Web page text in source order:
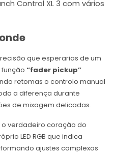
Control XL 3 com vários
que esperarias de um
“fader pickup”
retomas o controlo manual
a diferença durante
de mixagem delicadas.
o verdadeiro coração do
LED RGB que indica
ajustes complexos